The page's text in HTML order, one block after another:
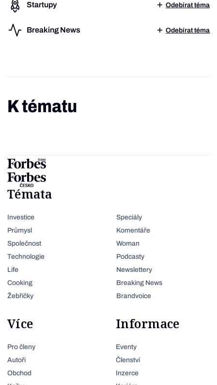
Startupy Odebírat téma
Breaking News Odebírat téma
K tématu
Témata
Investice
Průmysl
Společnost
Technologie
Life
Cooking
Žebříčky
Speciály
Komentáře
Woman
Podcasty
Newslettery
Breaking News
Brandvoice
Více
Pro členy
Autoři
Obchod
Informace
Eventy
Členství
Inzerce